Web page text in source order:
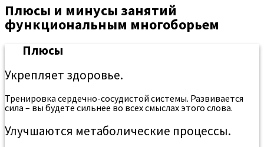
Плюсы и минусы занятий
функциональным многоборьем
Плюсы
Укрепляет здоровье.
Тренировка сердечно-сосудистой системы. Развивается
сила – вы будете сильнее во всех смыслах этого слова.
Улучшаются метаболические процессы.